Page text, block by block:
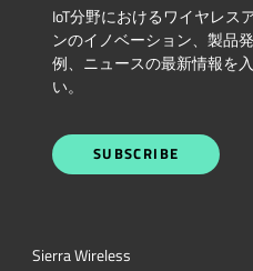
IoT分野におけるワイヤレス
ンのイノベーション、製品
例、ニュースの最新情報を
い。
SUBSCRIBE
Sierra Wireless